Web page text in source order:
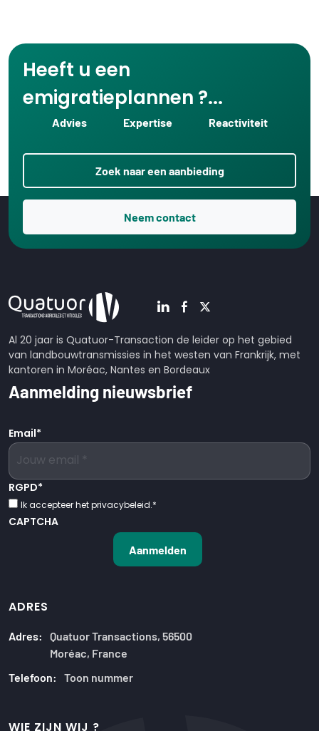
Heeft u een
emigratieplannen ?...
Advies Expertise Reactiviteit
Zoek naar een aanbieding
Neem contact
Al 20 jaar is Quatuor-Transaction de leider op het gebied
van landbouwtransmissies in het westen van Frankrijk, met
kantoren in Moréac, Nantes en Bordeaux
Aanmelding nieuwsbrief
Email*
RGPD*
Ik accepteer het privacybeleid.*
CAPTCHA
ADRES
Adres: Quatuor Transactions, 56500
Moréac, France
Telefoon: Toon nummer